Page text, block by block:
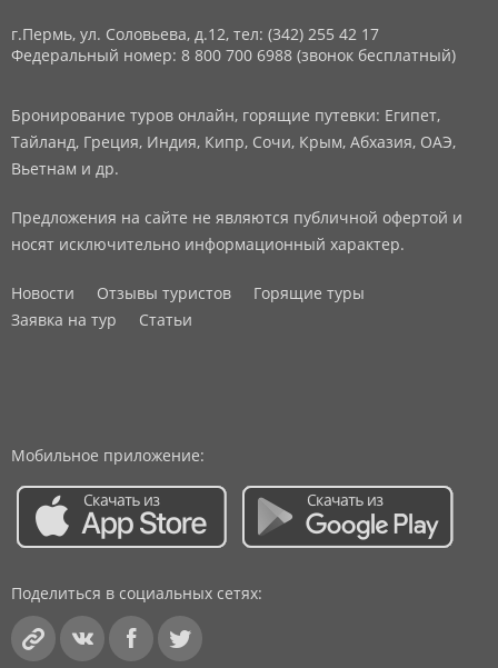
г.Пермь, ул. Соловьева, д.12, тел: (342) 255 42 17
Федеральный номер: 8 800 700 6988 (звонок бесплатный)
Бронирование туров онлайн, горящие путевки: Египет,
Тайланд, Греция, Индия, Кипр, Сочи, Крым, Абхазия, ОАЭ,
Вьетнам и др.
Предложения на сайте не являются публичной офертой и
носят исключительно информационный характер.
Новости Отзывы туристов
Горящие туры
Заявка на тур
Статьи
Мобильное приложение:
Поделиться в социальных сетях: